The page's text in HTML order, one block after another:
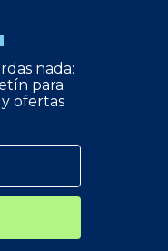
nada:
para
ofertas